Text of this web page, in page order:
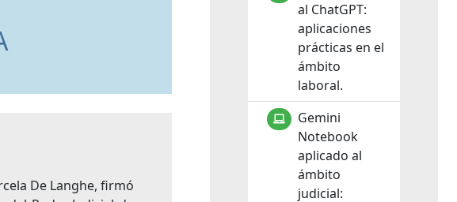
De Langhe, firmó
al ChatGPT:
aplicaciones
prácticas en el
ámbito
laboral.
Gemini
Notebook
aplicado al
ámbito
judicial: